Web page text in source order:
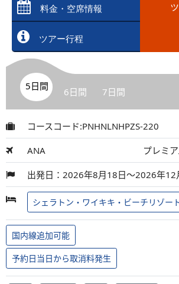
料金・空席情報
ツアー行程
5日間 6日間 7日間
コースコード:PNHNLNHPZS-220
ANA プレミ
出発日：2026年8月18日～2026年12
シェラトン・ワイキキ・ビーチリゾー
国内線追加可能
予約日当日から取消料発生